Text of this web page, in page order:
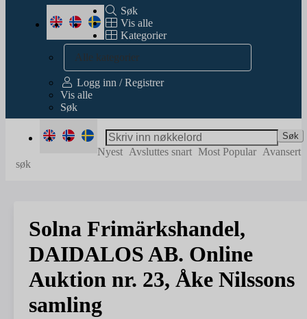
Søk
Vis alle
Kategorier
Alle kategorier
Logg inn / Registrer
Vis alle
Søk
Søk
Nyest Avsluttes snart Most Popular Avansert
søk
Solna Frimärkshandel,
DAIDALOS AB. Online
Auktion nr. 23, Åke Nilssons
samling